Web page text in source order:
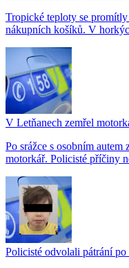
Tropické teploty se
nákupních košíků. V
V Letňanech zemřel
Po srážce s osobním autem
motorkář. Policisté příčiny
Policisté odvolali pátrání